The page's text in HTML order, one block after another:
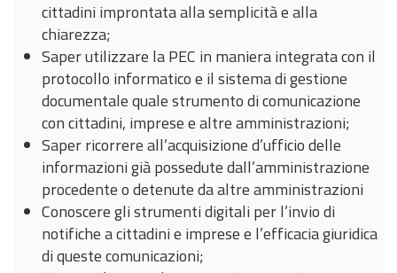
cittadini improntata alla semplicità e alla
chiarezza;
Saper utilizzare la PEC in maniera integrata con il
protocollo informatico e il sistema di gestione
documentale quale strumento di comunicazione
con cittadini, imprese e altre amministrazioni;
Saper ricorrere all’acquisizione d’ufficio delle
informazioni già possedute dall’amministrazione
procedente o detenute da altre amministrazioni
Conoscere gli strumenti digitali per l’invio di
notifiche a cittadini e imprese e l’efficacia giuridica
di queste comunicazioni;